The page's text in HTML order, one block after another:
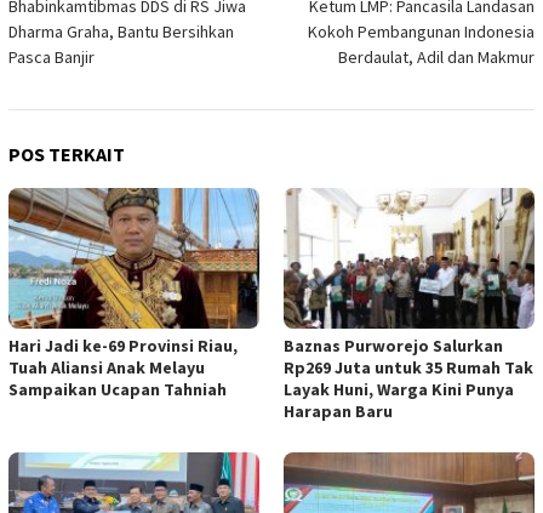
pos
Bhabinkamtibmas DDS di RS Jiwa
Dharma Graha, Bantu Bersihkan
Pasca Banjir
Ketum LMP: Pancasila Landasan
Kokoh Pembangunan Indonesia
Berdaulat, Adil dan Makmur
POS TERKAIT
Hari Jadi ke-69 Provinsi Riau,
Tuah Aliansi Anak Melayu
Sampaikan Ucapan Tahniah
Baznas Purworejo Salurkan
Rp269 Juta untuk 35 Rumah Tak
Layak Huni, Warga Kini Punya
Harapan Baru ‎